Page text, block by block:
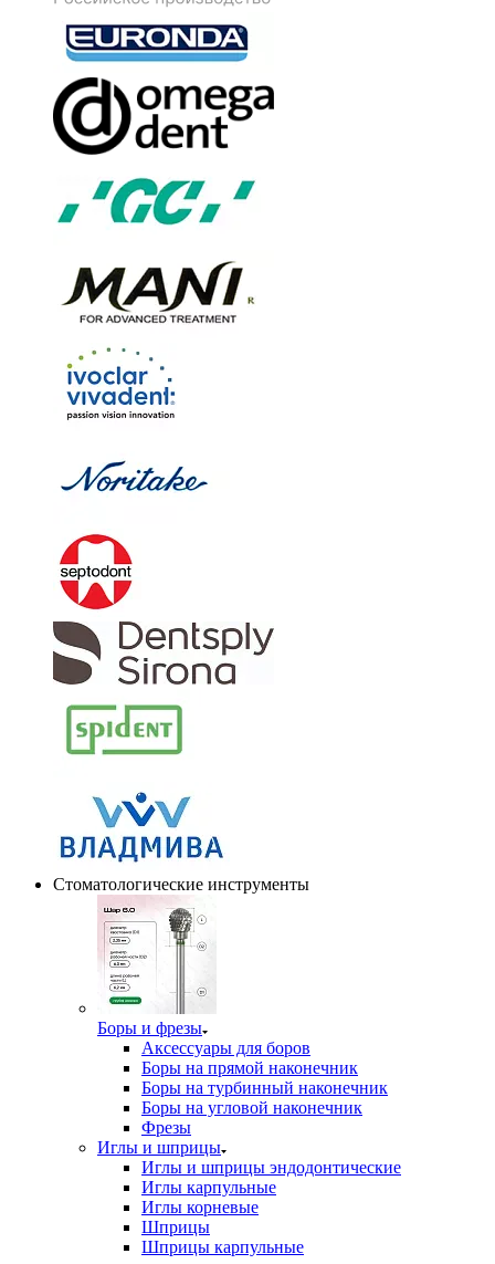
Стоматологические инструменты
Боры и фрезы
Аксессуары для боров
Боры на прямой наконечник
Боры на турбинный наконечник
Боры на угловой наконечник
Фрезы
Иглы и шприцы
Иглы и шприцы эндодонтические
Иглы карпульные
Иглы корневые
Шприцы
Шприцы карпульные